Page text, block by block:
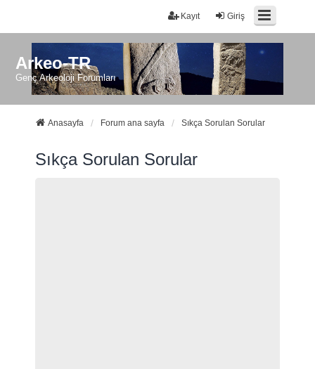
Giriş
Kayıt
Arkeo-TR
Genç Arkeoloji Forumları
Anasayfa Forum ana sayfa Sıkça Sorulan Sorular
Sıkça Sorulan Sorular